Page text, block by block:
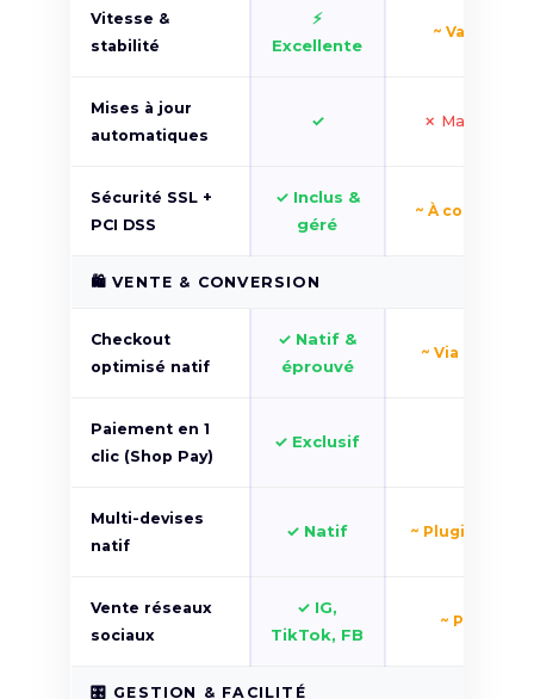
Vitesse &
stabilité
⚡
Excellente
~ Variable
Mises à jour
automatiques
✓ ✗ Manuelles
Sécurité SSL +
PCI DSS
✓ Inclus &
géré
~ À configurer
🛍️ VENTE & CONVERSION
Checkout
optimisé natif
✓ Natif &
éprouvé
~ Via plugins
Paiement en 1
clic (Shop Pay)
✓ Exclusif
Multi-devises
natif
✓ Natif ~ Plugin payant
Vente réseaux
sociaux
✓ IG,
TikTok, FB
~ Plugin
🎛️ GESTION & FACILITÉ